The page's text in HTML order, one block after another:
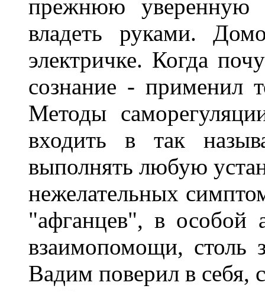
прежнюю уверенную
владеть руками.
электричке. Когда
сознание - применил
Методы
входить в так
выполнять любую
нежелательных
"афганцев", в особой
взаимопомощи, столь
Вадим поверил в себя,